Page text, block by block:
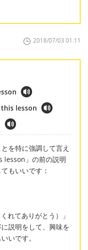
2018/07/03 01:11
lesson
を特に強調して言え
lesson」の前の説明
もいいです：
れてありがとう）」
説明をして、興味を
いです。